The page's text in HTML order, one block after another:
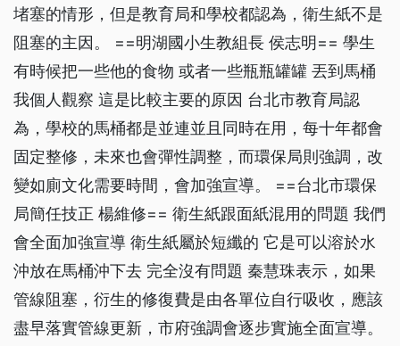
堵塞的情形，但是教育局和學校都認為，衛生紙不是
阻塞的主因。 ==明湖國小生教組長 侯志明== 學生
有時候把一些他的食物 或者一些瓶瓶罐罐 丟到馬桶
我個人觀察 這是比較主要的原因 台北市教育局認
為，學校的馬桶都是並連並且同時在用，每十年都會
固定整修，未來也會彈性調整，而環保局則強調，改
變如廁文化需要時間，會加強宣導。 ==台北市環保
局簡任技正 楊維修== 衛生紙跟面紙混用的問題 我們
會全面加強宣導 衛生紙屬於短纖的 它是可以溶於水
沖放在馬桶沖下去 完全沒有問題 秦慧珠表示，如果
管線阻塞，衍生的修復費是由各單位自行吸收，應該
盡早落實管線更新，市府強調會逐步實施全面宣導。